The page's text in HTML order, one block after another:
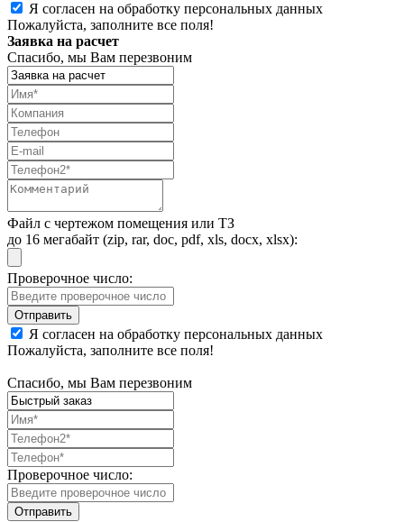
Я согласен на обработку персональных данных
Пожалуйста, заполните все поля!
Заявка на расчет
Спасибо, мы Вам перезвоним
Файл с чертежом помещения или ТЗ
до 16 мегабайт (zip, rar, doc, pdf, xls, docx, xlsx):
Проверочное число:
Я согласен на обработку персональных данных
Пожалуйста, заполните все поля!
Спасибо, мы Вам перезвоним
Проверочное число: